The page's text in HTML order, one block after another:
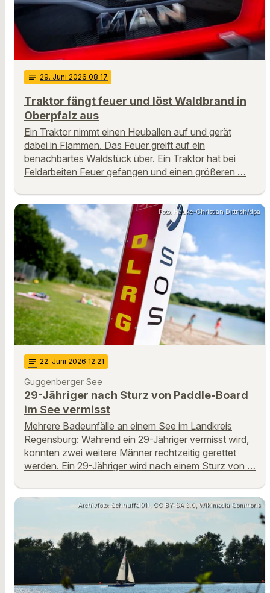
notes 29. Juni 2026 08:17
Traktor fängt feuer und löst Waldbrand in
Oberpfalz aus
Ein Traktor nimmt einen Heuballen auf und gerät
dabei in Flammen. Das Feuer greift auf ein
benachbartes Waldstück über. Ein Traktor hat bei
Feldarbeiten Feuer gefangen und einen größeren …
Foto: Hauke-Christian Dittrich/dpa
notes 22. Juni 2026 12:21
Guggenberger See
29-Jähriger nach Sturz von Paddle-Board
im See vermisst
Mehrere Badeunfälle an einem See im Landkreis
Regensburg: Während ein 29-Jähriger vermisst wird,
konnten zwei weitere Männer rechtzeitig gerettet
werden. Ein 29-Jähriger wird nach einem Sturz von …
Archivfoto: Schnuffel911, CC BY-SA 3.0, Wikimedia Commons